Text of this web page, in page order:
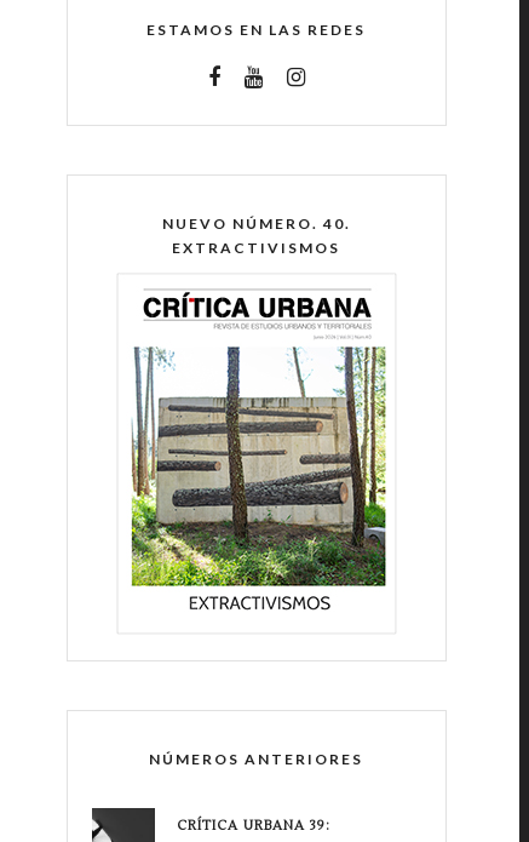
ESTAMOS EN LAS REDES
NUEVO NÚMERO. 40.
EXTRACTIVISMOS
NÚMEROS ANTERIORES
CRÍTICA URBANA 39: